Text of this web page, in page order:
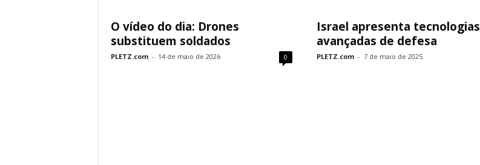
O vídeo do dia: Drones
substituem soldados
PLETZ.com - 14 de maio de 2026 0
Israel apresenta tecnologias
avançadas de defesa
PLETZ.com - 7 de maio de 2025